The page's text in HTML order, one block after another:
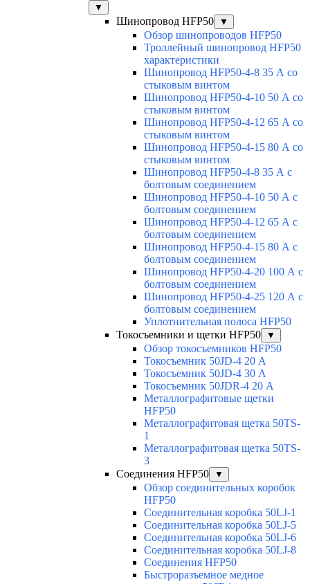
▼
Шинопровод HFP50 ▼
Обзор шинопроводов HFP50
Троллейный шинопровод HFP50
характеристики
Шинопровод HFP50-4-8 35 А со
стыковым винтом
Шинопровод HFP50-4-10 50 А со
стыковым винтом
Шинопровод HFP50-4-12 65 А со
стыковым винтом
Шинопровод HFP50-4-15 80 А со
стыковым винтом
Шинопровод HFP50-4-8 35 А с
болтовым соединением
Шинопровод HFP50-4-10 50 А с
болтовым соединением
Шинопровод HFP50-4-12 65 А с
болтовым соединением
Шинопровод HFP50-4-15 80 А с
болтовым соединением
Шинопровод HFP50-4-20 100 А с
болтовым соединением
Шинопровод HFP50-4-25 120 А с
болтовым соединением
Уплотнительная полоса HFP50
Токосъемники и щетки HFP50
▼
Обзор токосъемников HFP50
Токосъемник 50JD-4 20 А
Токосъемник 50JD-4 30 А
Токосъемник 50JDR-4 20 А
Металлографитовые щетки
HFP50
Металлографитовая щетка 50TS-
1
Металлографитовая щетка 50TS-
3
Соединения HFP50
▼
Обзор соединительных коробок
HFP50
Соединительная коробка 50LJ-1
Соединительная коробка 50LJ-5
Соединительная коробка 50LJ-6
Соединительная коробка 50LJ-8
Соединения HFP50
Быстроразъемное медное